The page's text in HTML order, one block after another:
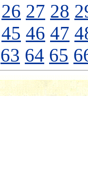
26 27 28
45 46 47
63 64 65